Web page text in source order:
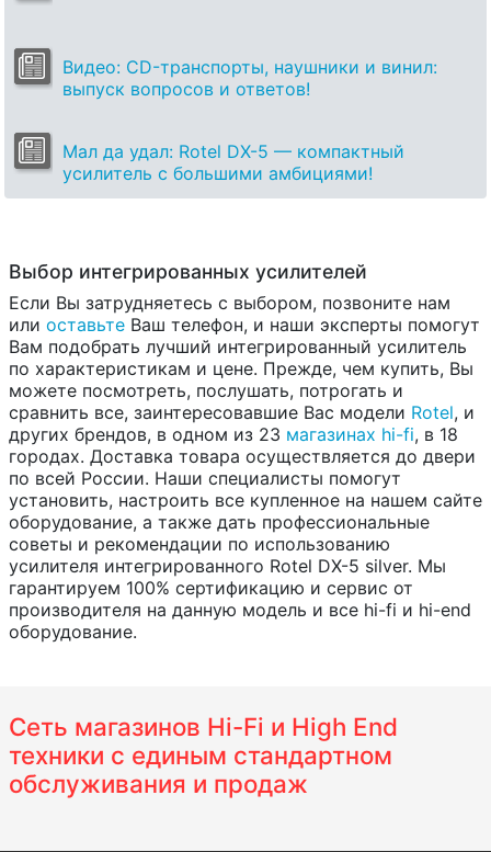
Видео: CD-транспорты, наушники и винил:
выпуск вопросов и ответов!
Мал да удал: Rotel DX-5 — компактный
усилитель с большими амбициями!
Выбор интегрированных усилителей
Если Вы затрудняетесь с выбором, позвоните нам
или оставьте Ваш телефон, и наши эксперты помогут
Вам подобрать лучший интегрированный усилитель
по характеристикам и цене. Прежде, чем купить, Вы
можете посмотреть, послушать, потрогать и
сравнить все, заинтересовавшие Вас модели Rotel, и
других брендов, в одном из 23 магазинах hi-fi, в 18
городах. Доставка товара осуществляется до двери
по всей России. Наши специалисты помогут
установить, настроить все купленное на нашем сайте
оборудование, а также дать профессиональные
советы и рекомендации по использованию
усилителя интегрированного Rotel DX-5 silver. Мы
гарантируем 100% сертификацию и сервис от
производителя на данную модель и все hi-fi и hi-end
оборудование.
Сеть магазинов Hi-Fi и High End
техники с единым стандартном
обслуживания и продаж